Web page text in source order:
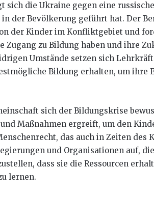
sich die Ukraine gegen eine
der Bevölkerung geführt hat. Der
der Kinder im Konfliktgebiet und
Zugang zu Bildung haben und ihre
Umstände setzen sich
Bildung erhalten, um ihre
sich der Bildungskrise
Maßnahmen ergreift, um den
das auch in Zeiten des
und Organisationen auf,
dass sie die Ressourcen
lernen.